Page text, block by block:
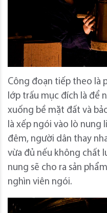
Công đoạn tiếp theo là
lớp trấu mục đích là để
xuống bề mặt đất và
là xếp ngói vào lò nung
đêm, người dân thay
vừa đủ nếu không chất
nung sẽ cho ra sản
nghìn viên ngói.